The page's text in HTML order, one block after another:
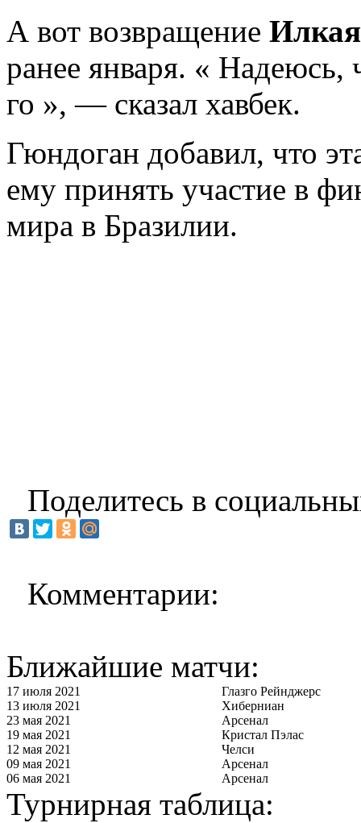
А вот возвращение
ранее января. « Надеюсь,
го », — сказал хавбек.
Гюндоган добавил, что
ему принять участие в
мира в Бразилии.
Поделитесь в
Комментарии:
Ближайшие матчи:
17 июля 2021
Глазго Рейнджерс
13 июля 2021
Хиберниан
23 мая 2021
Арсенал
19 мая 2021
Кристал Пэлас
12 мая 2021
Челси
09 мая 2021
Арсенал
06 мая 2021
Арсенал
Турнирная таблица: